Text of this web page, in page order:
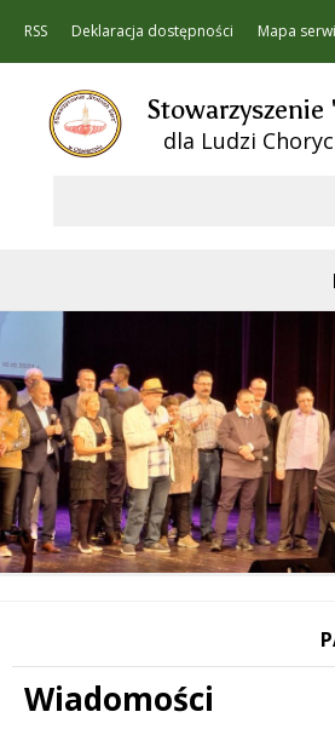
RSS Deklaracja dostępności Mapa
dla Ludzi
Wiadomości